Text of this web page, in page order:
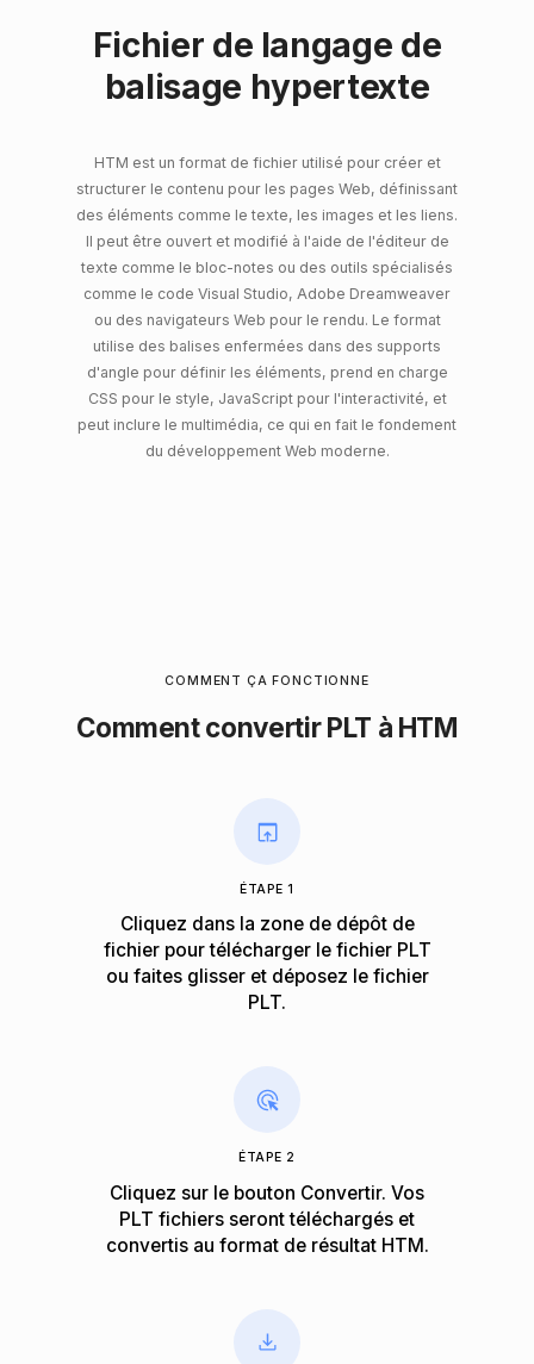
Fichier de langage de
balisage hypertexte
HTM est un format de fichier utilisé pour créer et
structurer le contenu pour les pages Web, définissant
des éléments comme le texte, les images et les liens.
Il peut être ouvert et modifié à l'aide de l'éditeur de
texte comme le bloc-notes ou des outils spécialisés
comme le code Visual Studio, Adobe Dreamweaver
ou des navigateurs Web pour le rendu. Le format
utilise des balises enfermées dans des supports
d'angle pour définir les éléments, prend en charge
CSS pour le style, JavaScript pour l'interactivité, et
peut inclure le multimédia, ce qui en fait le fondement
du développement Web moderne.
COMMENT ÇA FONCTIONNE
Comment convertir PLT à HTM
ÉTAPE 1
Cliquez dans la zone de dépôt de
fichier pour télécharger le fichier PLT
ou faites glisser et déposez le fichier
PLT.
ÉTAPE 2
Cliquez sur le bouton Convertir. Vos
PLT fichiers seront téléchargés et
convertis au format de résultat HTM.